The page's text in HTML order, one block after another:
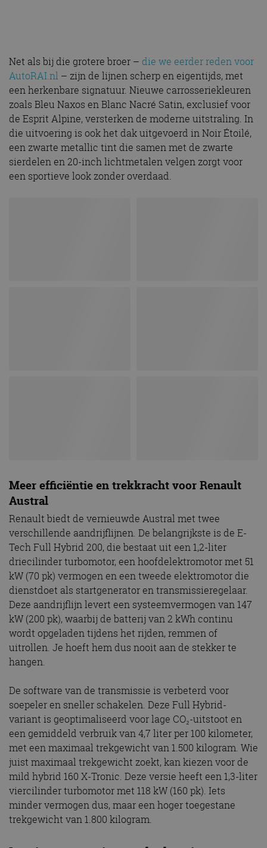
Net als bij die grotere broer – die we eerder reden voor
AutoRAI.nl – zijn de lijnen scherp en eigentijds, met
een herkenbare signatuur. Nieuwe carrosseriekleuren
zoals Bleu Naxos en Blanc Nacré Satin, exclusief voor
de Esprit Alpine, versterken de moderne uitstraling. In
die uitvoering is ook het dak uitgevoerd in Noir Étoilé,
een zwarte metallic tint die samen met de zwarte
sierdelen en 20-inch lichtmetalen velgen zorgt voor
een sportieve look zonder overdaad.
Meer efficiëntie en trekkracht voor Renault
Austral
Renault biedt de vernieuwde Austral met twee
verschillende aandrijflijnen. De belangrijkste is de E-
Tech Full Hybrid 200, die bestaat uit een 1,2-liter
driecilinder turbomotor, een hoofdelektromotor met 51
kW (70 pk) vermogen en een tweede elektromotor die
dienstdoet als startgenerator en transmissieregelaar.
Deze aandrijflijn levert een systeemvermogen van 147
kW (200 pk), waarbij de batterij van 2 kWh continu
wordt opgeladen tijdens het rijden, remmen of
uitrollen. Je hoeft hem dus nooit aan de stekker te
hangen.
De software van de transmissie is verbeterd voor
soepeler en sneller schakelen. Deze Full Hybrid-
variant is geoptimaliseerd voor lage CO₂-uitstoot en
een gemiddeld verbruik van 4,7 liter per 100 kilometer,
met een maximaal trekgewicht van 1.500 kilogram. Wie
juist maximaal trekgewicht zoekt, kan kiezen voor de
mild hybrid 160 X-Tronic. Deze versie heeft een 1,3-liter
viercilinder turbomotor met 118 kW (160 pk). Iets
minder vermogen dus, maar een hoger toegestane
trekgewicht van 1.800 kilogram.